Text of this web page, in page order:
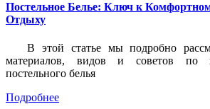
Постельное Белье: Ключ к
Отдыху
В этой статье мы подробно
материалов, видов и советов по
постельного белья
Подробнее